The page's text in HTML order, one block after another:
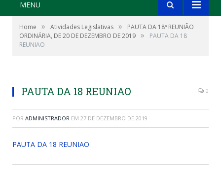
MENU
Home » Atividades Legislativas »
PAUTA DA 18ª REUNIÃO
ORDINÁRIA, DE 20 DE DEZEMBRO DE 2019 »
PAUTA DA 18
REUNIAO
PAUTA DA 18 REUNIAO 0
POR ADMINISTRADOR EM 27 DE DEZEMBRO DE 2019
PAUTA DA 18 REUNIAO